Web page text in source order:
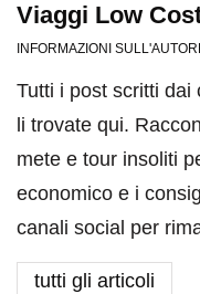
Viaggi Low
INFORMAZIONI
Tutti i post scritti dai
li trovate qui.
mete e tour insoliti
economico e i
canali social per
tutti gli articoli